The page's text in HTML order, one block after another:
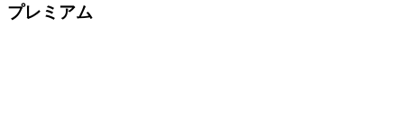
プレミアム